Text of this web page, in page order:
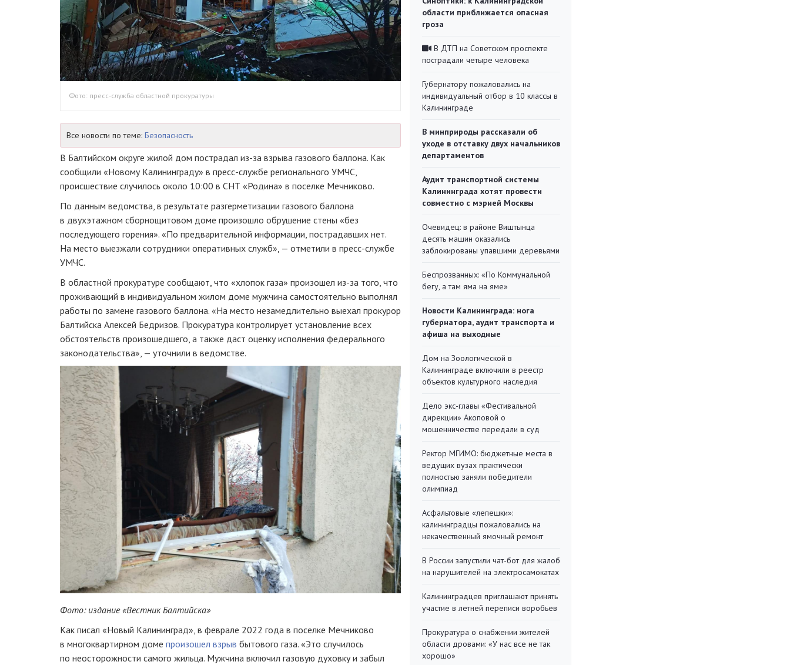
Фото: пресс-служба областной прокуратуры
Все новости по теме: Безопасность
В Балтийском округе жилой дом пострадал из-за взрыва газового баллона. Как
сообщили «Новому Калининграду» в пресс-службе регионального УМЧС,
происшествие случилось около 10:00 в СНТ «Родина» в поселке Мечниково.
По данным ведомства, в результате разгерметизации газового баллона
в двухэтажном сборнощитовом доме произошло обрушение стены «без
последующего горения». «По предварительной информации, пострадавших нет.
На место выезжали сотрудники оперативных служб», — отметили в пресс-службе
УМЧС.
В областной прокуратуре сообщают, что «хлопок газа» произошел из-за того, что
проживающий в индивидуальном жилом доме мужчина самостоятельно выполнял
работы по замене газового баллона. «На место незамедлительно выехал прокурор
Балтийска Алексей Бедризов. Прокуратура контролирует установление всех
обстоятельств произошедшего, а также даст оценку исполнения федерального
законодательства», — уточнили в ведомстве.
Фото: издание «Вестник Балтийска»
Как писал «Новый Калининград», в феврале 2022 года в поселке Мечниково
в многоквартирном доме произошел взрыв бытового газа. «Это случилось
по неосторожности самого жильца. Мужчина включил газовую духовку и забыл
области приближается опасная
гроза
В ДТП на Советском проспекте
пострадали четыре человека
Губернатору пожаловались на
индивидуальный отбор в 10 классы в
Калининграде
В минприроды рассказали об
уходе в отставку двух начальников
департаментов
Аудит транспортной системы
Калининграда хотят провести
совместно с мэрией Москвы
Очевидец: в районе Виштынца
десять машин оказались
заблокированы упавшими деревьями
Беспрозванных: «По Коммунальной
бегу, а там яма на яме»
Новости Калининграда: нога
губернатора, аудит транспорта и
афиша на выходные
Дом на Зоологической в
Калининграде включили в реестр
объектов культурного наследия
Дело экс-главы «Фестивальной
дирекции» Акоповой о
мошенничестве передали в суд
Ректор МГИМО: бюджетные места в
ведущих вузах практически
полностью заняли победители
олимпиад
Асфальтовые «лепешки»:
калининградцы пожаловались на
некачественный ямочный ремонт
В России запустили чат-бот для жалоб
на нарушителей на электросамокатах
Калининградцев приглашают принять
участие в летней переписи воробьев
Прокуратура о снабжении жителей
области дровами: «У нас все не так
хорошо»